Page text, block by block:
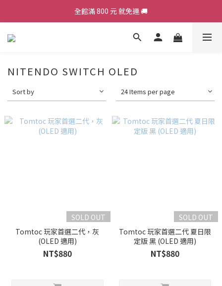
加入會員，現領 50 元購物金 ε٩(๑> ₃ <)۶з全館滿 800 元 就免運 🚚
加入會員，現領 50 元購物金 ε٩(๑> ₃ <)۶з
NITENDO SWITCH OLED
Sort by 24 Items per page
SOLD OUT
Tomtoc 玩家首選二代，灰
(OLED 適用)
NT$880
SOLD OUT
Tomtoc 玩家首選二代 夏日限
定版 黑 (OLED 適用)
NT$880